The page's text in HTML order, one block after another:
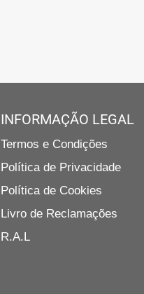
INFORMAÇÃO LEGAL
Termos e Condições
Política de Privacidade
Política de Cookies
Livro de Reclamações
R.A.L